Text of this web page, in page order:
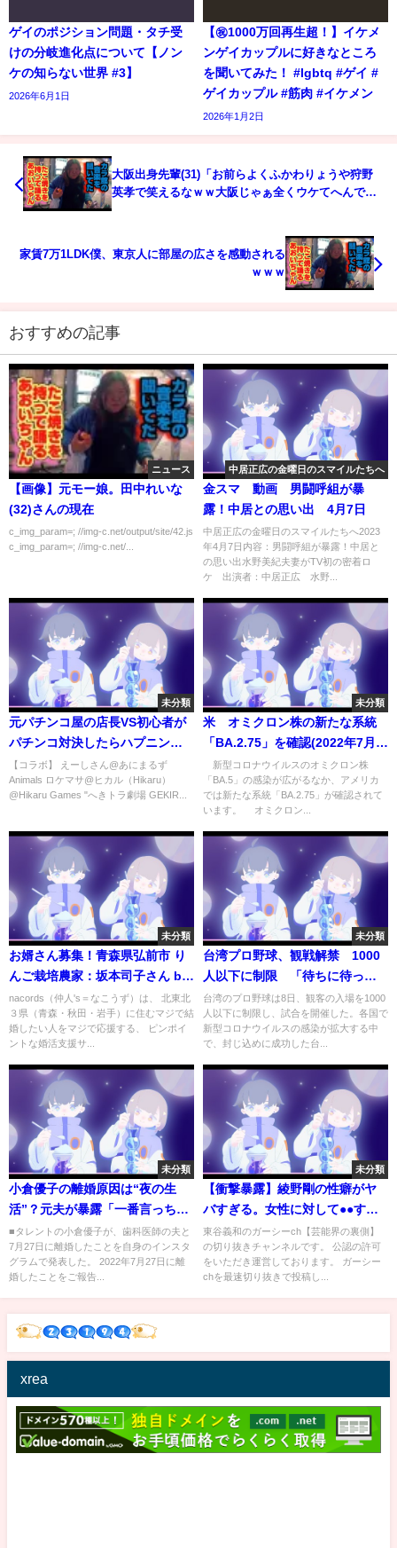
ゲイのポジション問題・タチ受
けの分岐進化点について【ノン
ケの知らない世界 #3】
2026年6月1日
【㊗️1000万回再生超！】イケメ
ンゲイカップルに好きなところ
を聞いてみた！ #lgbtq #ゲイ #
ゲイカップル #筋肉 #イケメン
2026年1月2日
大阪出身先輩(31)「お前らよくふかわりょうや狩野
英孝で笑えるなｗｗ大阪じゃぁ全くウケてへんでｗ
家賃7万1LDK僕、東京人に部屋の広さを感動される
ｗｗｗ
おすすめの記事
ニュース
【画像】元モー娘。田中れいな
(32)さんの現在
c_img_param=; //img-c.net/output/site/42.js
c_img_param=; //img-c.net/...
中居正広の金曜日のスマイルたちへ
金スマ 動画 男闘呼組が暴
露！中居との思い出 4月7日
中居正広の金曜日のスマイルたちへ2023
年4月7日内容：男闘呼組が暴露！中居と
の思い出水野美紀夫妻がTV初の密着ロ
ケ 出演者：中居正広 水野...
未分類
元パチンコ屋の店長VS初心者が
パチンコ対決したらハプニング
起きて相馬がブチギレました…
【リゼロ.エヴァ.ガンダムユニコ
ーン】
【コラボ】 えーしさん@あにまるず
Animals ロケマサ@ヒカル（Hikaru）
@Hikaru Games "へきトラ劇場 GEKIR...
未分類
米 オミクロン株の新たな系統
「BA.2.75」を確認(2022年7月
12日)
新型コロナウイルスのオミクロン株
「BA.5」の感染が広がるなか、アメリカ
では新たな系統「BA.2.75」が確認されて
います。 オミクロン...
未分類
お婿さん募集！青森県弘前市 り
んご栽培農家：坂本司子さん by
nacords（仲人’s＝なこうず）
nacords（仲人's＝なこうず）は、 北東北
３県（青森・秋田・岩手）に住むマジで結
婚したい人をマジで応援する、 ピンポイ
ントな婚活支援サ...
未分類
台湾プロ野球、観戦解禁 1000
人以下に制限 「待ちに待って
いた」
台湾のプロ野球は8日、観客の入場を1000
人以下に制限し、試合を開催した。各国で
新型コロナウイルスの感染が拡大する中
で、封じ込めに成功した台...
未分類
小倉優子の離婚原因は“夜の生
活”？元夫が暴露「一番言っちゃ
いけないやつ！」。セクシーで
気品も…葉加瀬太郎・髙田万由
子の長女が『格付けチェック』
■タレントの小倉優子が、歯科医師の夫と
7月27日に離婚したことを自身のインスタ
グラムで発表した。 2022年7月27日に離
婚したことをご報告...
未分類
【衝撃暴露】綾野剛の性癖がヤ
バすぎる。女性に対して●●する
らしいな。被害女性が情報提供
してくれたわ【東谷義和/ガーシ
ー/切り抜き/ガーシーch】
東谷義和のガーシーch【芸能界の裏側】
の切り抜きチャンネルです。 公認の許可
をいただき運営しております。 ガーシー
chを最速切り抜きで投稿し...
xrea